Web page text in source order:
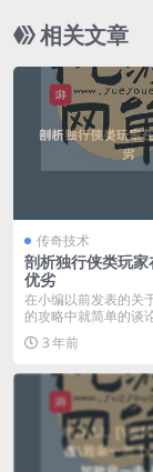
相关文章
传奇技术
剖析独行侠类玩
优劣
在小编以前发表的关
的攻略中就简单的谈
家，但是由于篇幅限制
3 年前